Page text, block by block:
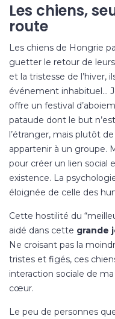
Les chiens,
route
Les chiens de Hongrie
guetter le retour de
et la tristesse de l’hiver,
événement inhabituel…
offre un festival
pataude dont le but
l’étranger, mais plutôt
appartenir à un groupe.
pour créer un lien social
existence. La
éloignée de celle des
Cette hostilité du
aidé dans cette grande
Ne croisant pas la
tristes et figés, ces
interaction sociale de
cœur.
Le peu de personnes